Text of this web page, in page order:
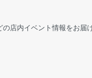
店内イベント情報をお届